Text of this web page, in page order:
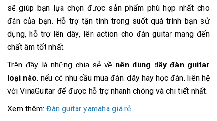
sẽ giúp bạn lựa chọn được sản phẩm phù hợp nhất cho
đàn của bạn. Hỗ trợ tận tình trong suốt quá trình bạn sử
dụng, hỗ trợ lên dây, lên action cho đàn guitar mang đến
chất âm tốt nhất.
Trên đây là những chia sẻ về nên dùng dây đàn guitar
loại nào, nếu có nhu cầu mua đàn, dây hay học đàn, liên hệ
với VinaGuitar để được hỗ trợ nhanh chóng và chi tiết nhất.
Xem thêm: Đàn guitar yamaha giá rẻ